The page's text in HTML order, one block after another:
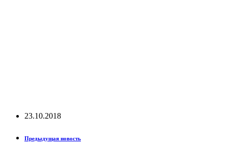
23.10.2018
Предыдущая новость